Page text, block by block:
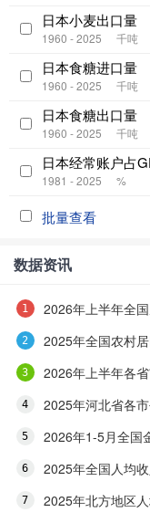
日本小麦出口量
1960 - 2025 千吨
日本食糖进口量
1960 - 2025 千吨
日本食糖出口量
1960 - 2025 千吨
日本经常账户占
1981 - 2025 %
批量查看
数据资讯
2026年上半年全
2025年全国农村
2026年上半年各
2025年河北省各
2026年1-5月全国
2025年全国人均
2025年北方地区